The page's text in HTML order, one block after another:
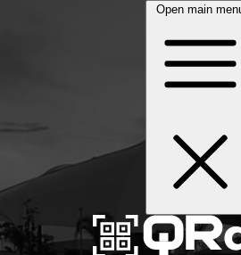
Open main